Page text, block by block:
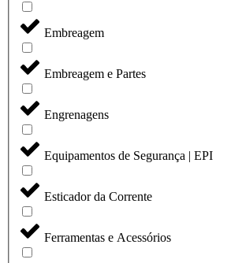
Embreagem
Embreagem e Partes
Engrenagens
Equipamentos de Segurança | EPI
Esticador da Corrente
Ferramentas e Acessórios